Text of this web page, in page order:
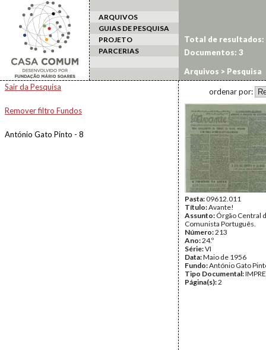
ARQUIVOS
GUIAS DE PESQUISA
PROJETO
PARCERIAS
Arquivos > Pesquisa
Sair da Pesquisa
Remover filtro Fundos
António Gato Pinto - 8
Total de resultados:
Documentos: 3
ordenar por:
Pasta:09612.011
Título:Avante!
Assunto: Órgão Central
Comunista Português.
Número:213
Ano:24.º
Série:VI
Data:Maio de 1956
Fundo:António Gato
Tipo Documental:
Página(s):2